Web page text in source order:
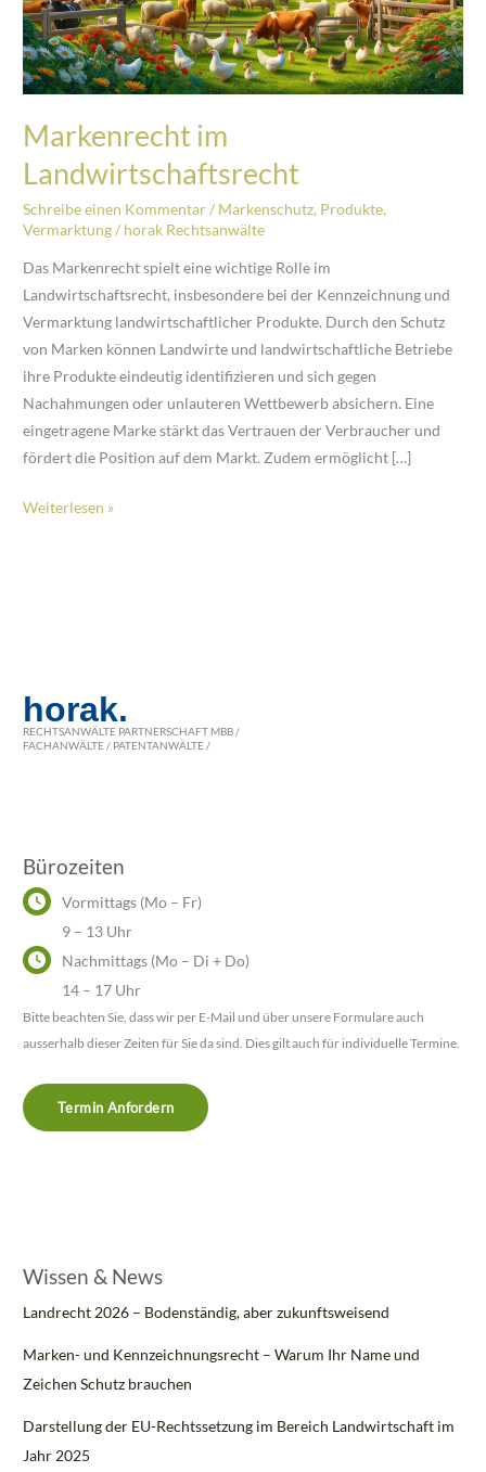
Markenrecht im
Landwirtschaftsrecht
Schreibe einen Kommentar/ Markenschutz, Produkte,
Vermarktung/ horak Rechtsanwälte
Das Markenrecht spielt eine wichtige Rolle im
Landwirtschaftsrecht, insbesondere bei der Kennzeichnung und
Vermarktung landwirtschaftlicher Produkte. Durch den Schutz
von Marken können Landwirte und landwirtschaftliche Betriebe
ihre Produkte eindeutig identifizieren und sich gegen
Nachahmungen oder unlauteren Wettbewerb absichern. Eine
eingetragene Marke stärkt das Vertrauen der Verbraucher und
fördert die Position auf dem Markt. Zudem ermöglicht […]
Markenrecht
Weiterlesen »
horak.
RECHTSANWÄLTE PARTNERSCHAFT MBB /
FACHANWÄLTE / PATENTANWÄLTE /
Bürozeiten
Vormittags (Mo – Fr)
9 – 13 Uhr
Nachmittags (Mo – Di + Do)
14 – 17 Uhr
Bitte beachten Sie, dass wir per E-Mail und über unsere Formulare auch
ausserhalb dieser Zeiten für Sie da sind. Dies gilt auch für individuelle Termine.
Termin Anfordern
Wissen & News
Landrecht 2026 – Bodenständig, aber zukunftsweisend
Marken- und Kennzeichnungsrecht – Warum Ihr Name und
Zeichen Schutz brauchen
Darstellung der EU-Rechtssetzung im Bereich Landwirtschaft im
Jahr 2025